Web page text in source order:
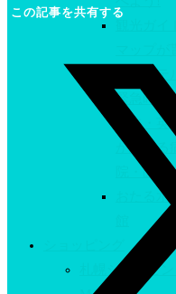
えるホテル
緊急時の
絡先・英語
が話せる
院・医院
おたる水族
札幌ショッピン
この記事を共有する